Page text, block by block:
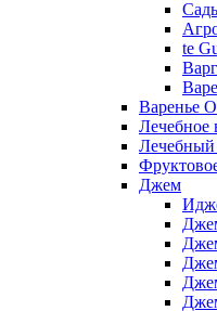
te
Варенье
Лечебное
Джем